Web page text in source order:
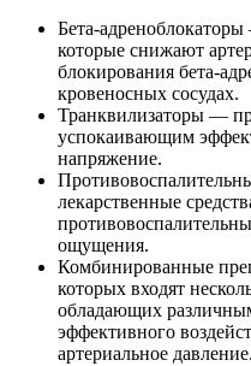
Бета-
которые снижают
блокирования бета-
кровеносных сосудах.
Транквилизаторы —
успокаивающим
напряжение.
лекарственные
ощущения.
Комбинированные
которых входят
обладающих
эффективного
артериальное давление.